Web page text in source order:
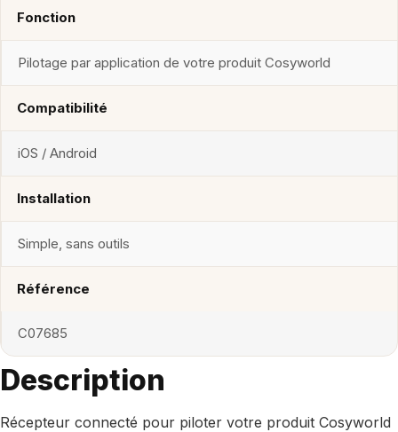
Fonction
Pilotage par application de votre produit Cosyworld
Compatibilité
iOS / Android
Installation
Simple, sans outils
Référence
C07685
Description
Récepteur connecté pour piloter votre produit Cosyworld